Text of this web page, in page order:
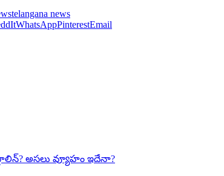
telangana news
WhatsAppPinterestEmail
అసలు వ్యూహం ఇదేనా?